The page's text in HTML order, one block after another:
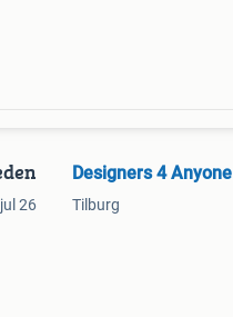
26
Designers 4 Anyone
Tilburg